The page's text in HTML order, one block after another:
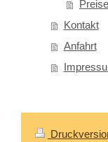
Preise
Kontakt
Anfahrt